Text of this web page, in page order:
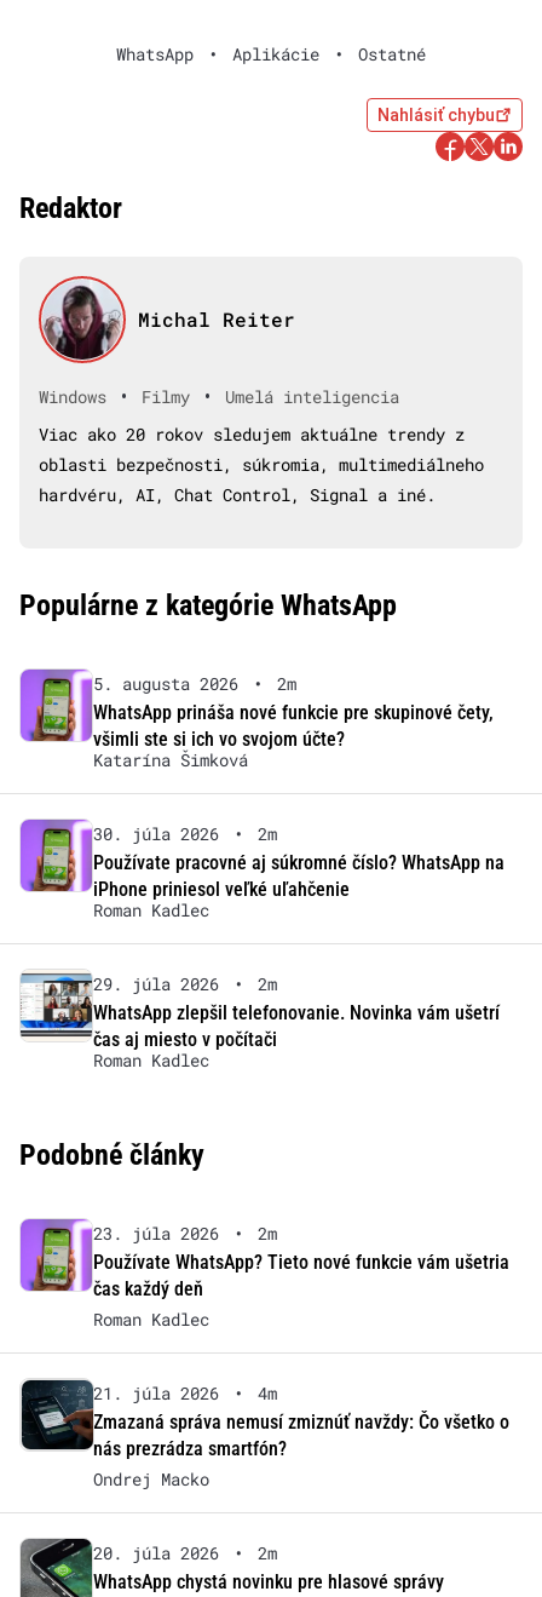
WhatsApp • Aplikácie • Ostatné
Nahlásiť chybu
Redaktor
Michal Reiter
Windows • Filmy •
Umelá inteligencia
Viac ako 20 rokov sledujem aktuálne trendy z
oblasti bezpečnosti, súkromia, multimediálneho
hardvéru, AI, Chat Control, Signal a iné.
Populárne z kategórie WhatsApp
5. augusta 2026 •
2m
WhatsApp prináša nové funkcie pre skupinové čety,
všimli ste si ich vo svojom účte?
Katarína Šimková
30. júla 2026 •
2m
Používate pracovné aj súkromné číslo? WhatsApp na
iPhone priniesol veľké uľahčenie
Roman Kadlec
29. júla 2026 •
2m
WhatsApp zlepšil telefonovanie. Novinka vám ušetrí
čas aj miesto v počítači
Roman Kadlec
Podobné články
23. júla 2026 •
2m
Používate WhatsApp? Tieto nové funkcie vám ušetria
čas každý deň
Roman Kadlec
21. júla 2026 •
4m
Zmazaná správa nemusí zmiznúť navždy: Čo všetko o
nás prezrádza smartfón?
Ondrej Macko
20. júla 2026 •
2m
WhatsApp chystá novinku pre hlasové správy